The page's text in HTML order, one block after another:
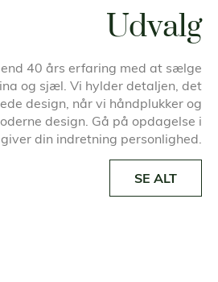
Udvalg
40 års erfaring med at sælge
og sjæl. Vi hylder detaljen, det
design, når vi håndplukker og
design. Gå på opdagelse i
din indretning personlighed.
SE ALT